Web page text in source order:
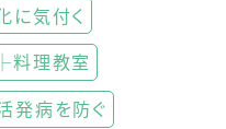
に気付く
├料理教室
発病を防ぐ